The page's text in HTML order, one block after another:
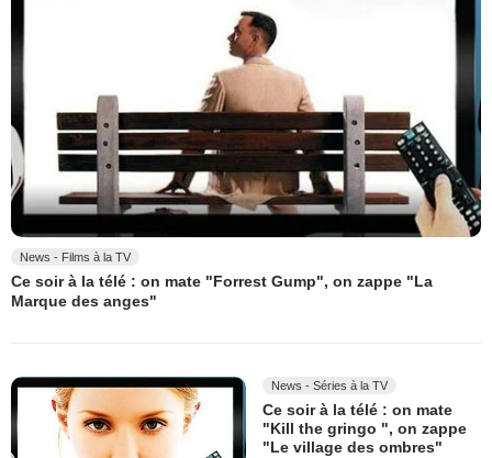
News - Films à la TV
Ce soir à la télé : on mate "Forrest Gump", on zappe "La
Marque des anges"
News - Séries à la TV
Ce soir à la télé : on mate
"Kill the gringo ", on zappe
"Le village des ombres"